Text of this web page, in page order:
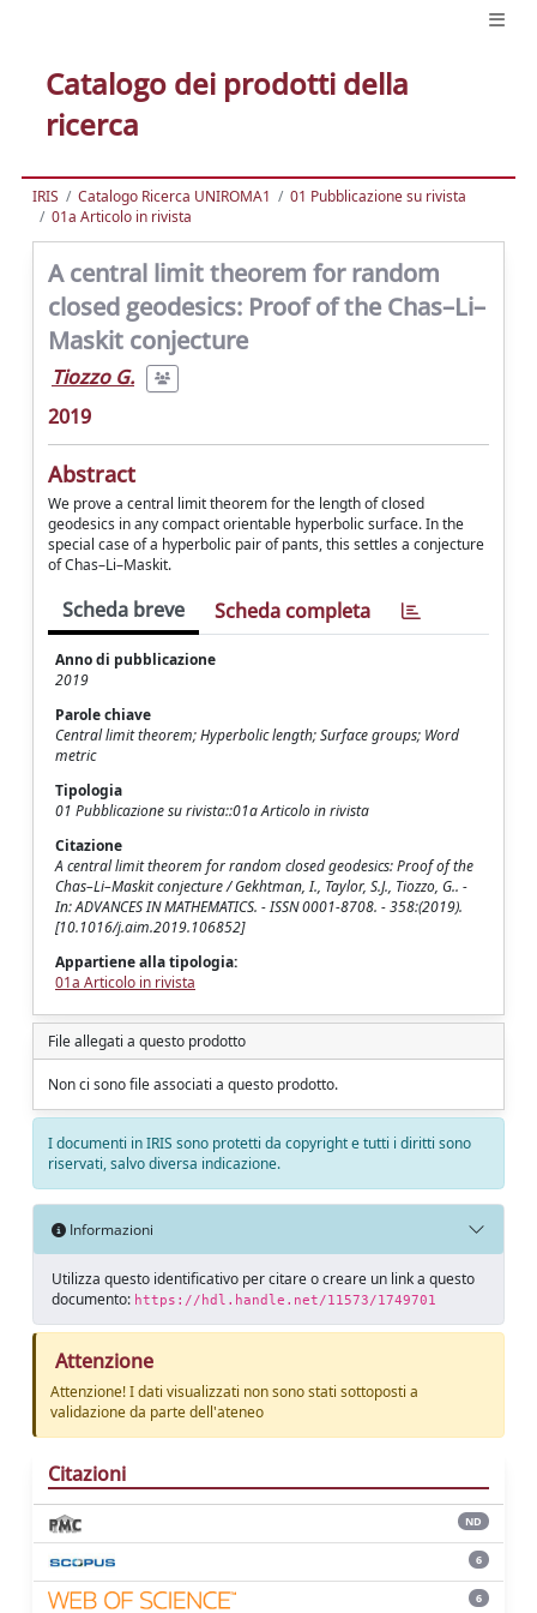
Catalogo dei prodotti della
ricerca
IRIS Catalogo Ricerca UNIROMA1
01 Pubblicazione su rivista
01a Articolo in rivista
A central limit theorem for random
closed geodesics: Proof of the Chas–Li–
Maskit conjecture
Tiozzo G.
2019
Abstract
We prove a central limit theorem for the length of closed
geodesics in any compact orientable hyperbolic surface. In the
special case of a hyperbolic pair of pants, this settles a conjecture
of Chas–Li–Maskit.
Scheda breve Scheda completa
Anno di pubblicazione
2019
Parole chiave
Central limit theorem; Hyperbolic length; Surface groups; Word
metric
Tipologia
01 Pubblicazione su rivista::01a Articolo in rivista
Citazione
A central limit theorem for random closed geodesics: Proof of the
Chas–Li–Maskit conjecture / Gekhtman, I., Taylor, S.J., Tiozzo, G.. -
In: ADVANCES IN MATHEMATICS. - ISSN 0001-8708. - 358:(2019).
[10.1016/j.aim.2019.106852]
Appartiene alla tipologia:
01a Articolo in rivista
File allegati a questo prodotto
Non ci sono file associati a questo prodotto.
I documenti in IRIS sono protetti da copyright e tutti i diritti sono
riservati, salvo diversa indicazione.
Informazioni
Utilizza questo identificativo per citare o creare un link a questo
documento: https://hdl.handle.net/11573/1749701
Attenzione
Attenzione! I dati visualizzati non sono stati sottoposti a
validazione da parte dell'ateneo
Citazioni
ND
6
6